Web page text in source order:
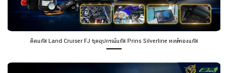
ติดแก๊ส Land Cruiser FJ ชุดอุปกรณ์แก๊ส Prins Silverline หงษ์ทองแก๊ส